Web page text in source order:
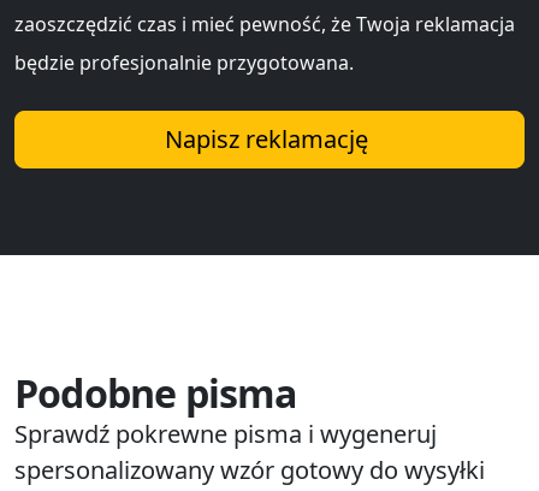
zaoszczędzić czas i mieć pewność, że Twoja reklamacja
będzie profesjonalnie przygotowana.
Napisz reklamację
Podobne pisma
Sprawdź pokrewne pisma i wygeneruj
spersonalizowany wzór gotowy do wysyłki